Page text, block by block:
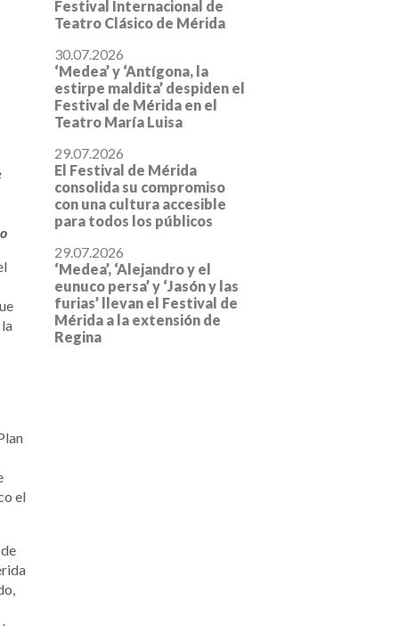
el
Festival Internacional de
Teatro Clásico de Mérida
30.07.2026
‘Medea’ y ‘Antígona, la
estirpe maldita’ despiden el
Festival de Mérida en el
Teatro María Luisa
29.07.2026
El Festival de Mérida
consolida su compromiso
con una cultura accesible
para todos los públicos
29.07.2026
‘Medea’, ‘Alejandro y el
eunuco persa’ y ‘Jasón y las
furias’ llevan el Festival de
Mérida a la extensión de
Regina